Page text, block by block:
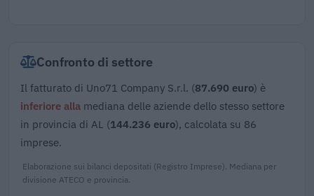
Confronto di settore
Il fatturato di Uno71 Company S.r.l. (87.690 euro) è
inferiore alla mediana delle aziende dello stesso settore
in provincia di AL (144.236 euro), calcolata su 86
imprese.
Elaborazione sui bilanci depositati (Registro Imprese). Mediana per
divisione ATECO e provincia.